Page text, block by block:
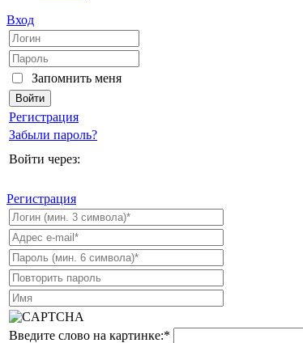
Вход
Запомнить меня
Регистрация
Забыли пароль?
Войти через:
Регистрация
Введите слово на картинке:*